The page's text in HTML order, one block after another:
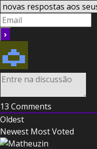
13 Comments
Oldest
Newest Most Voted